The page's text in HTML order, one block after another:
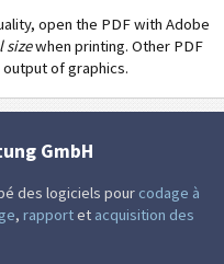
open the PDF with Adobe
sizewhen printing. Other PDF
of graphics.
GmbH
des logiciels pour codage à
, rapportet acquisition des